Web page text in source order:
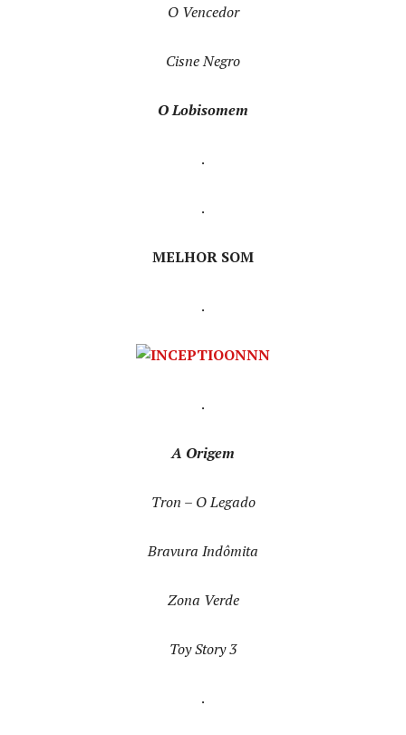
O Vencedor
Cisne Negro
O Lobisomem
.
.
MELHOR SOM
.
.
A Origem
Tron – O Legado
Bravura Indômita
Zona Verde
Toy Story 3
.